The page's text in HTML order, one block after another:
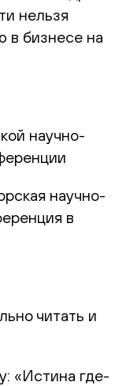
нельзя
в бизнесе на
научно-
научно-
в
читать и
«Истина где-